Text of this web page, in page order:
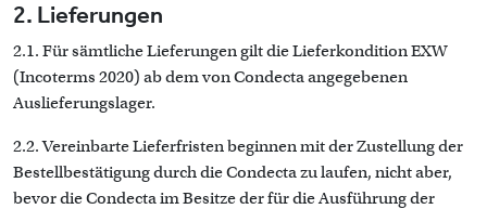
2. Lieferungen
2.1. Für sämtliche Lieferungen gilt die Lieferkondition EXW
(Incoterms 2020) ab dem von Condecta angegebenen
Auslieferungslager.
2.2. Vereinbarte Lieferfristen beginnen mit der Zustellung der
Bestellbestätigung durch die Condecta zu laufen, nicht aber,
bevor die Condecta im Besitze der für die Ausführung der